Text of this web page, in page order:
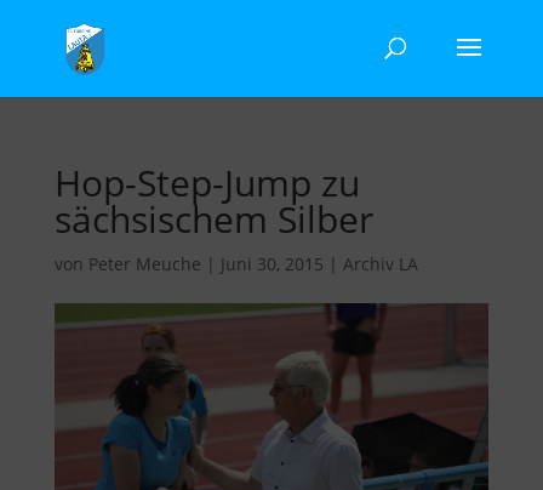
Hop-Step-Jump zu
sächsischem Silber
von Peter Meuche | Juni 30, 2015 | Archiv LA